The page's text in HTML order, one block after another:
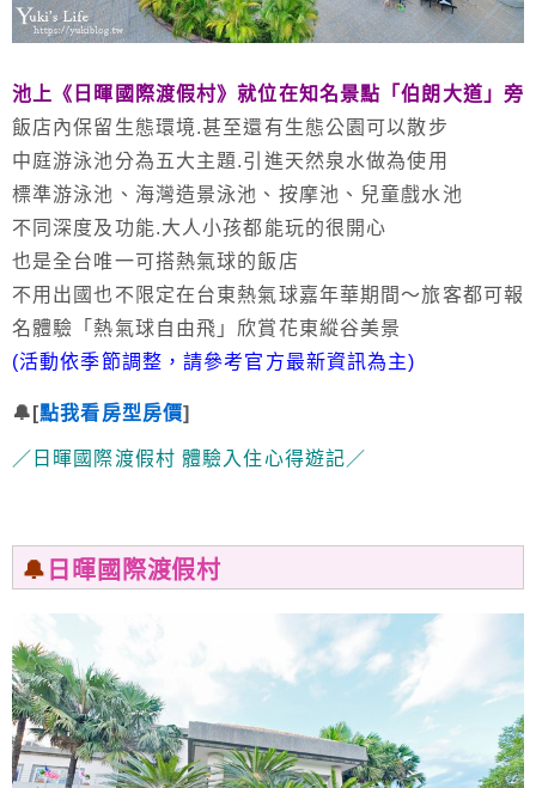
池上《日暉國際渡假村》就位在知名景點「伯朗大道」旁
飯店內保留生態環境.甚至還有生態公園可以散步
中庭游泳池分為五大主題.引進天然泉水做為使用
標準游泳池、海灣造景泳池、按摩池、兒童戲水池
不同深度及功能.大人小孩都能玩的很開心
也是全台唯一可搭熱氣球的飯店
不用出國也不限定在台東熱氣球嘉年華期間～旅客都可報
名體驗「熱氣球自由飛」欣賞花東縱谷美景
(活動依季節調整，請參考官方最新資訊為主)
🔔[點我看房型房價]
／日暉國際渡假村 體驗入住心得遊記／
🔔 日暉國際渡假村